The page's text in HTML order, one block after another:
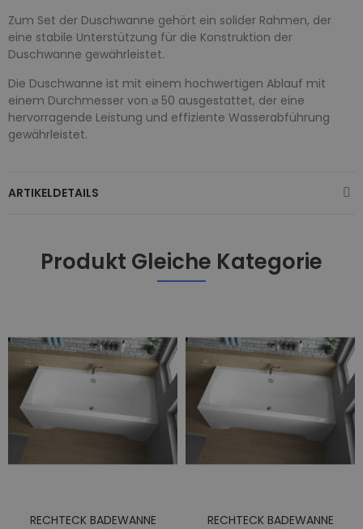
Zum Set der Duschwanne gehört ein solider Rahmen, der
eine stabile Unterstützung für die Konstruktion der
Duschwanne gewährleistet.
Die Duschwanne ist mit einem hochwertigen Ablauf mit
einem Durchmesser von ⌀ 50 ausgestattet, der eine
hervorragende Leistung und effiziente Wasserabführung
gewährleistet.
ARTIKELDETAILS
Produkt Gleiche Kategorie
RECHTECK BADEWANNE
RECHTECK BADEWANNE